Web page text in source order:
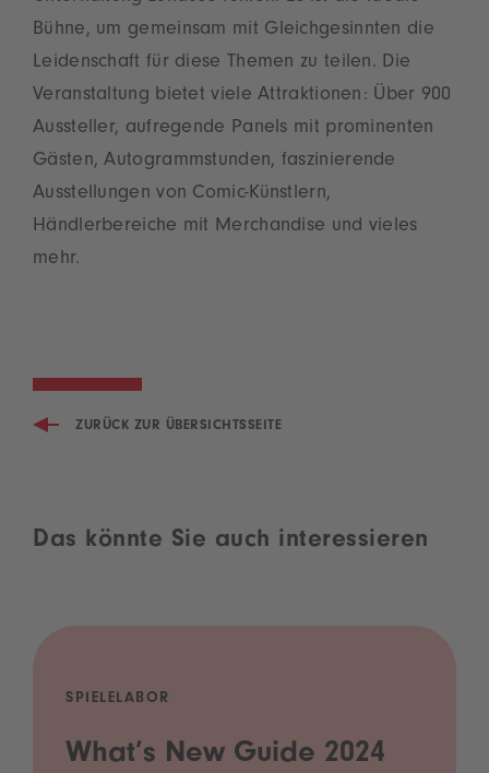
Bühne, um gemeinsam mit Gleichgesinnten die
Leidenschaft für diese Themen zu teilen. Die
Veranstaltung bietet viele Attraktionen: Über 900
Aussteller, aufregende Panels mit prominenten
Gästen, Autogrammstunden, faszinierende
Ausstellungen von Comic-Künstlern,
Händlerbereiche mit Merchandise und vieles
mehr.
ZURÜCK ZUR ÜBERSICHTSSEITE
Das könnte Sie auch interessieren
SPIELELABOR
What’s New Guide 2024